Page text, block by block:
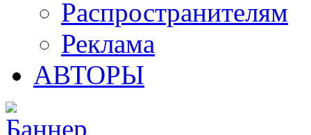
Распространителям
Реклама
АВТОРЫ